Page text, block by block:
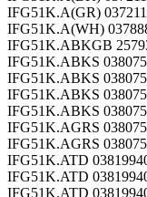
IFG51K.A(GR)
IFG51K.A(WH)
IFG51K.ABKGB
IFG51K.ABKS
IFG51K.ABKS
IFG51K.ABKS
IFG51K.ABKS
IFG51K.AGRS
IFG51K.AGRS
IFG51K.ATD
IFG51K.ATD
IFG51K.ATD